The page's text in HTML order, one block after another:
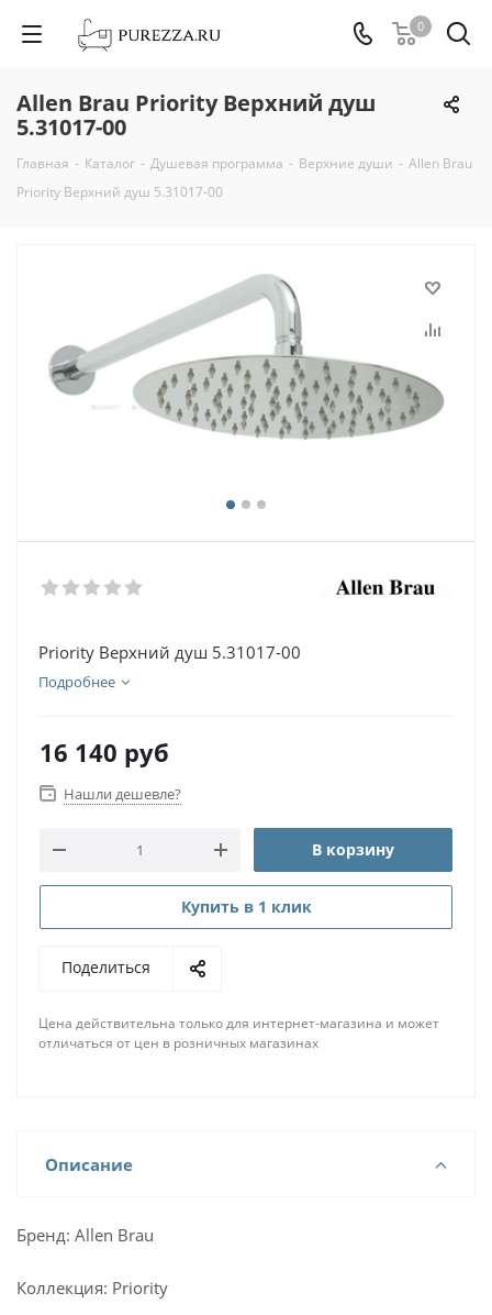
0
Allen Brau Priority Верхний душ
5.31017-00
Главная - Каталог - Душевая программа - Верхние души - Allen Brau
Priority Верхний душ 5.31017-00
Priority Верхний душ 5.31017-00
Подробнее
16 140 руб
Нашли дешевле?
В корзину
Купить в 1 клик
Поделиться
Цена действительна только для интернет-магазина и может
отличаться от цен в розничных магазинах
Описание
Бренд: Allen Brau
Коллекция: Priority